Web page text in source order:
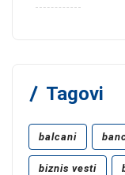
Tagovi
balcani
biznis vesti